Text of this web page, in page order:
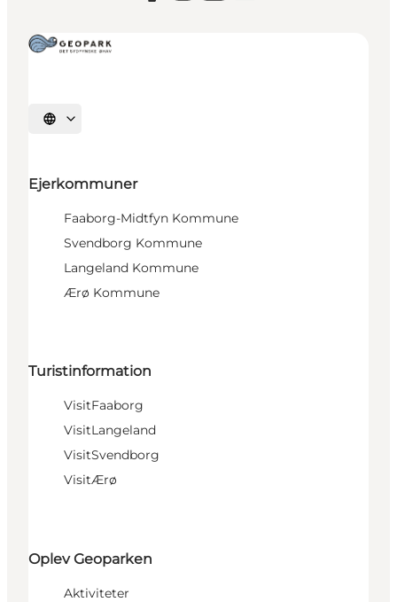
Vælg sprog
Ejerkommuner
Faaborg-Midtfyn Kommune
Svendborg Kommune
Langeland Kommune
Ærø Kommune
Turistinformation
VisitFaaborg
VisitLangeland
VisitSvendborg
VisitÆrø
Oplev Geoparken
Aktiviteter